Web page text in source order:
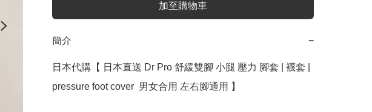
加至購物車
簡介 −
日本代購【 日本直送 Dr Pro 舒緩雙腳 小腿 壓力 腳套 | 襪套 |
pressure foot cover  男女合用 左右腳通用 】﻿